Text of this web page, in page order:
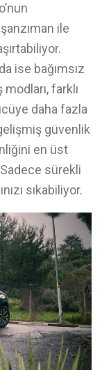
ile
ise bağımsız
farklı
daha fazla
güvenlik
en üst
sürekli
sıkabiliyor.